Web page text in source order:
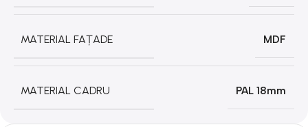
MATERIAL FAȚADE MDF
MATERIAL CADRU PAL 18mm